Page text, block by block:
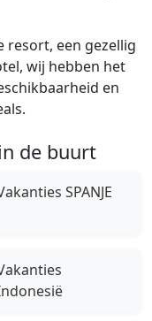
resort, een gezellig
wij hebben het
en
de buurt
SPANJE